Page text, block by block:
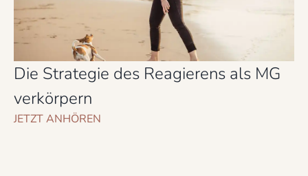
Die Strategie des Reagierens als MG
verkörpern
JETZT ANHÖREN